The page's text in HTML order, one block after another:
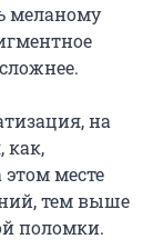
меланому
на
как,
месте
тем выше
поломки.